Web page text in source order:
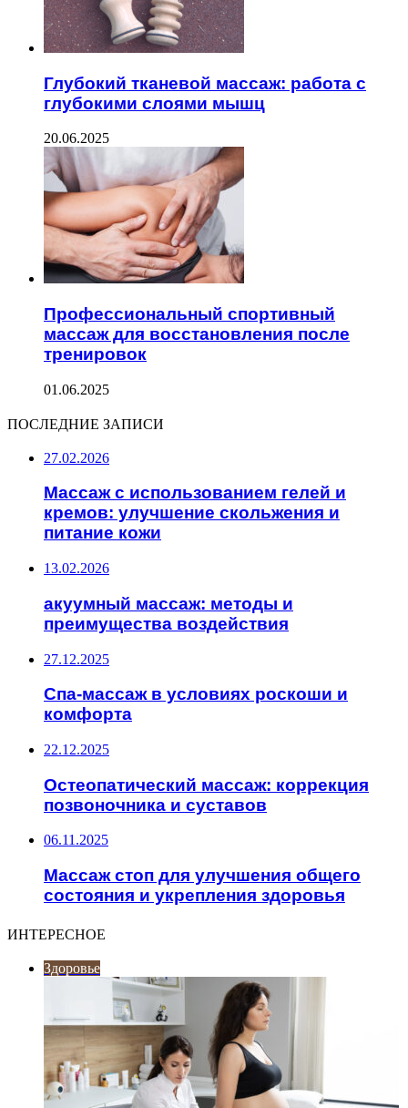
Глубокий тканевой массаж: работа с
глубокими слоями мышц
20.06.2025
Профессиональный спортивный
массаж для восстановления после
тренировок
01.06.2025
ПОСЛЕДНИЕ ЗАПИСИ
27.02.2026
Массаж с использованием гелей и
кремов: улучшение скольжения и
питание кожи
13.02.2026
акуумный массаж: методы и
преимущества воздействия
27.12.2025
Спа-массаж в условиях роскоши и
комфорта
22.12.2025
Остеопатический массаж: коррекция
позвоночника и суставов
06.11.2025
Массаж стоп для улучшения общего
состояния и укрепления здоровья
ИНТЕРЕСНОЕ
Здоровье